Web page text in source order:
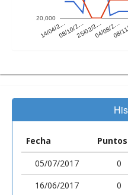
14/04/2…08/10/2…25/02/2…04/08/2…
08/
20,000
Fecha Puntos
05/07/2017
0
16/06/2017
0